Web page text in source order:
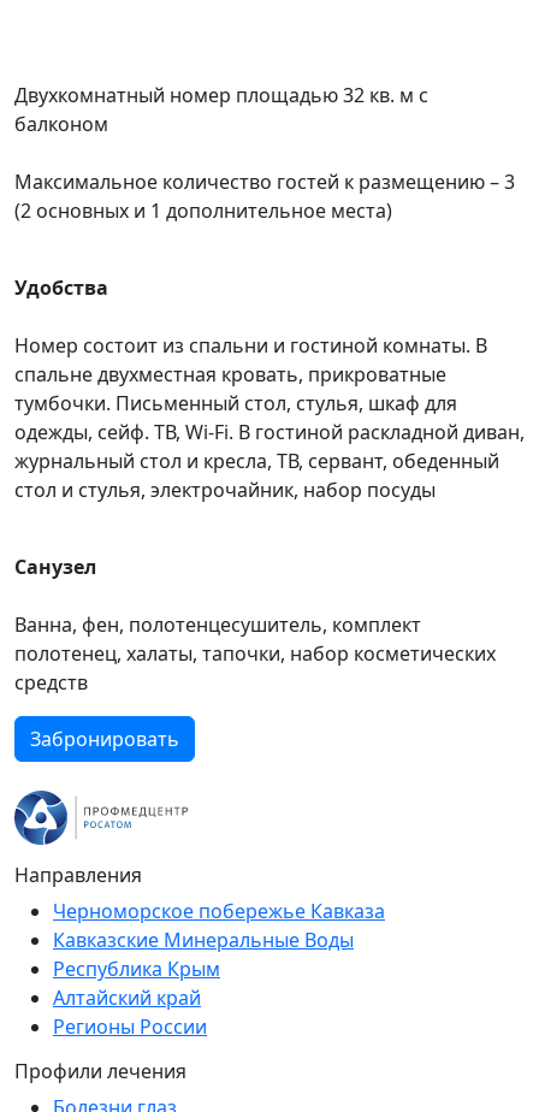
Двухкомнатный номер площадью 32 кв. м с
балконом
Максимальное количество гостей к размещению – 3
(2 основных и 1 дополнительное места)
Удобства
Номер состоит из спальни и гостиной комнаты. В
спальне двухместная кровать, прикроватные
тумбочки. Письменный стол, стулья, шкаф для
одежды, сейф. ТВ, Wi-Fi. В гостиной раскладной диван,
журнальный стол и кресла, ТВ, сервант, обеденный
стол и стулья, электрочайник, набор посуды
Санузел
Ванна, фен, полотенцесушитель, комплект
полотенец, халаты, тапочки, набор косметических
средств
Забронировать
Направления
Черноморское побережье Кавказа
Кавказские Минеральные Воды
Республика Крым
Алтайский край
Регионы России
Профили лечения